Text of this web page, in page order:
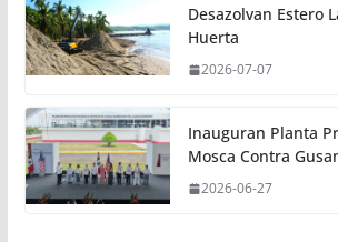
Desazolvan Estero
Huerta
2026-07-07
Inauguran Planta
Mosca Contra
2026-06-27